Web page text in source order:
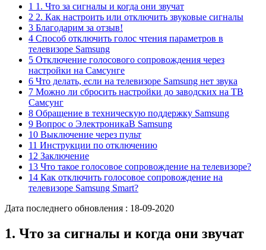
1 1. Что за сигналы и когда они звучат
2 2. Как настроить или отключить звуковые сигналы
3 Благодарим за отзыв!
4 Способ отключить голос чтения параметров в
телевизоре Samsung
5 Отключение голосового сопровождения через
настройки на Самсунге
6 Что делать, если на телевизоре Samsung нет звука
7 Можно ли сбросить настройки до заводских на ТВ
Самсунг
8 Обращение в техническую поддержку Samsung
9 Вопрос о ЭлектроникаВ Samsung
10 Выключение через пульт
11 Инструкции по отключению
12 Заключение
13 Что такое голосовое сопровождение на телевизоре?
14 Как отключить голосовое сопровождение на
телевизоре Samsung Smart?
Дата последнего обновления : 18-09-2020
1. Что за сигналы и когда они звучат